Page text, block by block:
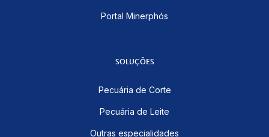
Portal Minerphós
SOLUÇÕES
Pecuária de Corte
Pecuária de Leite
Outras especialidades